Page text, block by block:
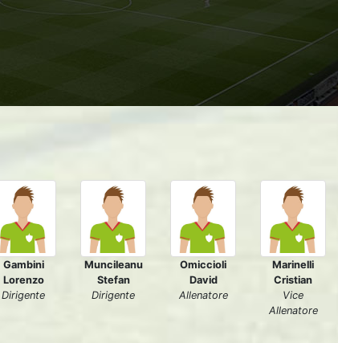
Gambini
Lorenzo
Dirigente
Muncileanu
Stefan
Dirigente
Omiccioli
David
Allenatore
Marinelli
Cristian
Vice
Allenatore